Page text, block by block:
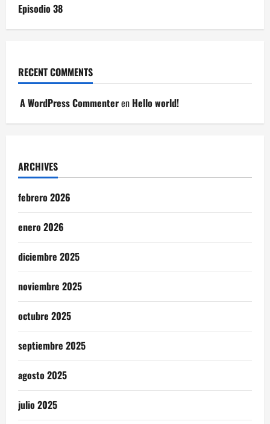
Episodio 38
RECENT COMMENTS
A WordPress Commenteren Hello world!
ARCHIVES
febrero 2026
enero 2026
diciembre 2025
noviembre 2025
octubre 2025
septiembre 2025
agosto 2025
julio 2025